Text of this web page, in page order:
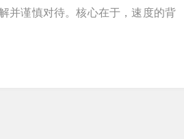
并谨慎对待。核心在于，速度的背